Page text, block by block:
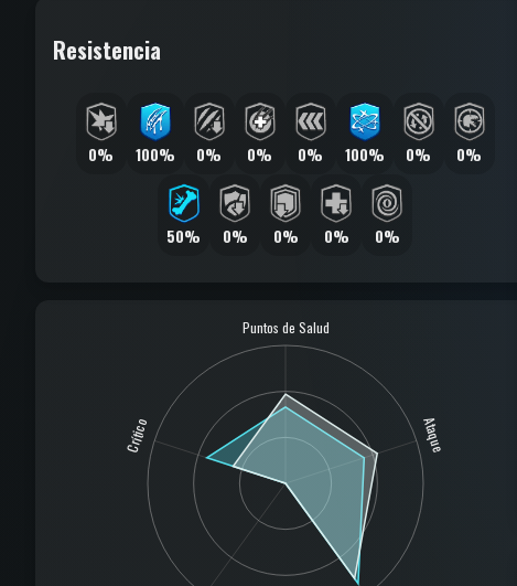
Resistencia
0% 100% 0% 0% 0% 100% 0% 0%
50% 0% 0% 0% 0%
Puntos de Salud
Ataque
Crítico